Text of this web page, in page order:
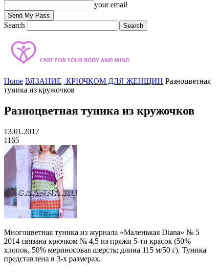
your email
Search
Home ВЯЗАНИЕ -КРЮЧКОМ ДЛЯ ЖЕНЩИН Разноцветная
туника из кружочков
Разноцветная туника из кружочков
13.01.2017
1165
Многоцветная туника из журнала «Маленькая Diana» № 5
2014 связана крючком № 4,5 из пряжи 5-ти красок (50%
хлопок, 50% мериносовая шерсть; длина 115 м/50 г). Туника
представлена в 3-х размерах.